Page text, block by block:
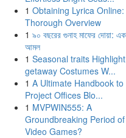
1 Obtaining Lyrica Online:
Thorough Overview
1 ৯০ বছরের গুনাহ মাফের দোয়া:
আমল
1 Seasonal traits
getaway Costumes W...
1 A Ultimate Handbook to
Project Offices Blo...
1 MVPWIN555: A
Groundbreaking Period of
Video Games?